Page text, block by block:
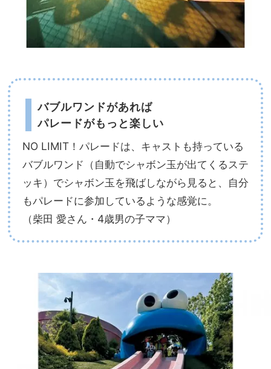
バブルワンドがあれば
パレードがもっと楽しい
NO LIMIT！パレードは、キャストも持っている
バブルワンド（自動でシャボン玉が出てくるステ
ッキ）でシャボン玉を飛ばしながら見ると、自分
もパレードに参加しているような感覚に。
（柴田 愛さん・4歳男の子ママ）